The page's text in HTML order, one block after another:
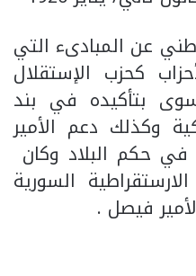
عن المبادىء التي
كحزب الإستقلال
بتأكيده في بند
وكذلك دعم الأمير
حكم البلاد وكان
السورية
فيصل .